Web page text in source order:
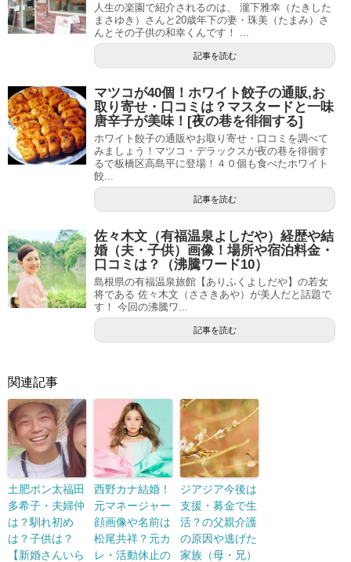
人生の楽園で紹介されるのは、 瀧下雅幸（たきした
まさゆき）さんと20歳年下の妻・珠美（たまみ）さ
んとその子供の和幸くんです！ ...
記事を読む
マツコが40個！ホワイト餃子の通販,お
取り寄せ・口コミは？マスタードと一味
唐辛子が美味！[夜の巷を徘徊する]
ホワイト餃子の通販やお取り寄せ・口コミを調べて
みましょう！マツコ・デラックスが夜の巷を徘徊す
るで板橋区高島平に登場！４０個も食べたホワイト
餃...
記事を読む
佐々木文（有福温泉よしだや）経歴や結
婚（夫・子供）画像！場所や宿泊料金・
口コミは？（沸騰ワード10）
島根県の有福温泉旅館【ありふくよしだや】の若女
将である 佐々木文（ささきあや）が美人だと話題で
す！ 今回の沸騰ワ...
記事を読む
関連記事
土肥ポン太福田
多希子・夫婦仲
は？馴れ初め
は？子供は？
【新婚さんいら
西野カナ結婚！
元マネージャー
顔画像や名前は
松尾共祥？元カ
レ・活動休止の
ジアジア今後は
支援・募金で生
活？の父親介護
の原因や逃げた
家族（母・兄）